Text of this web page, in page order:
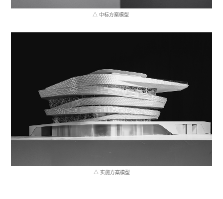
△ 中标方案模型
△ 实施方案模型